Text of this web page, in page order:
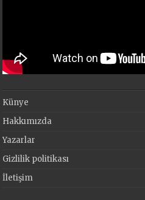
Künye
Hakkımızda
Yazarlar
Gizlilik politikası
İletişim